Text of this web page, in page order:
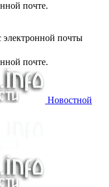
почте.
электронной почты
почте.
Новостной